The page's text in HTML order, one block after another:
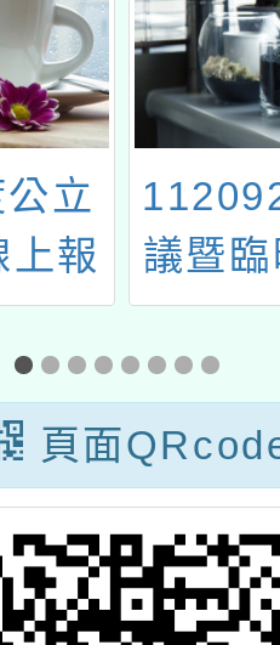
立
上報
與解
議暨
頁面